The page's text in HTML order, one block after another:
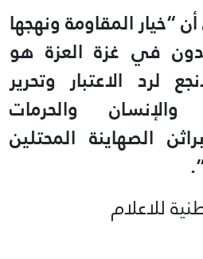
“خيار المقاومة ونهجها
في غزة العزة هو
لرد الاعتبار وتحرير
والحرمات
الصهاينة المحتلين
للاعلام